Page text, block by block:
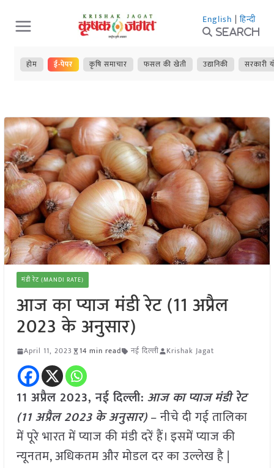
Skip
to
content
English | हिन्दी
Search
होम ई-पेपर कृषि समाचार फसल की खेती उद्यानिकी सरकारी
मंडी रेट (MANDI RATE)
आज का प्याज मंडी रेट (11 अप्रैल
2023 के अनुसार)
April 11, 2023 14 min read नई दिल्ली Krishak Jagat
11 अप्रैल 2023, नई दिल्ली: आज का प्याज मंडी रेट
(11 अप्रैल2023 के अनुसार)– नीचे दी गई तालिका
में पूरे भारत में प्याज की मंडी दरें हैं। इसमें प्याज की
न्यूनतम, अधिकतम और मोडल दर का उल्लेख है |